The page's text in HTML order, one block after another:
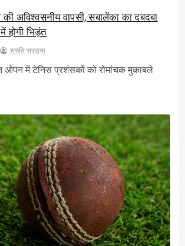
अविश्वसनीय वापसी, सबालेंका का दबदबा
होगी भिड़ंत
श्रुति सरदाना
ओपन में टेनिस प्रशंसकों को रोमांचक मुकाबले